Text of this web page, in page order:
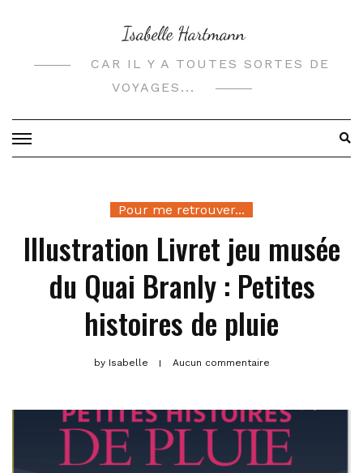
CAR IL Y A TOUTES SORTES DE
VOYAGES...
Pour me retrouver...
Illustration Livret jeu musée
du Quai Branly : Petites
histoires de pluie
byIsabelle Aucun commentaire